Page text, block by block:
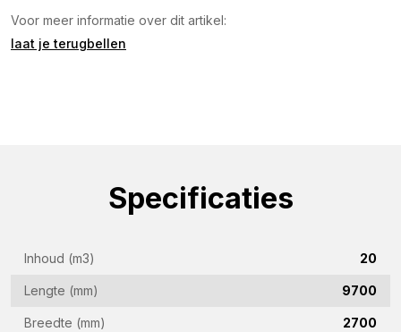
Voor meer informatie over dit artikel:
laat je terugbellen
Specificaties
Inhoud (m3) 20
Lengte (mm) 9700
Breedte (mm) 2700
Naam
(Vereist)
Land
(Vereist)
Woonplaats